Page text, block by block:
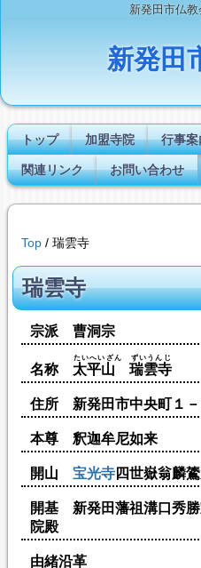
新発田市仏教
新発田
トップ 加盟寺院 行事案
関連リンク お問い合わせ
Top/ 瑞雲寺
瑞雲寺
宗派 曹洞宗
名称 太平山 瑞雲寺
たいへいざん ずいうんじ
住所 新発田市中央町１－
本尊 釈迦牟尼如来
開山 宝光寺四世嶽翁麟
開基 新発田藩祖溝口秀
院殿
由緒沿革